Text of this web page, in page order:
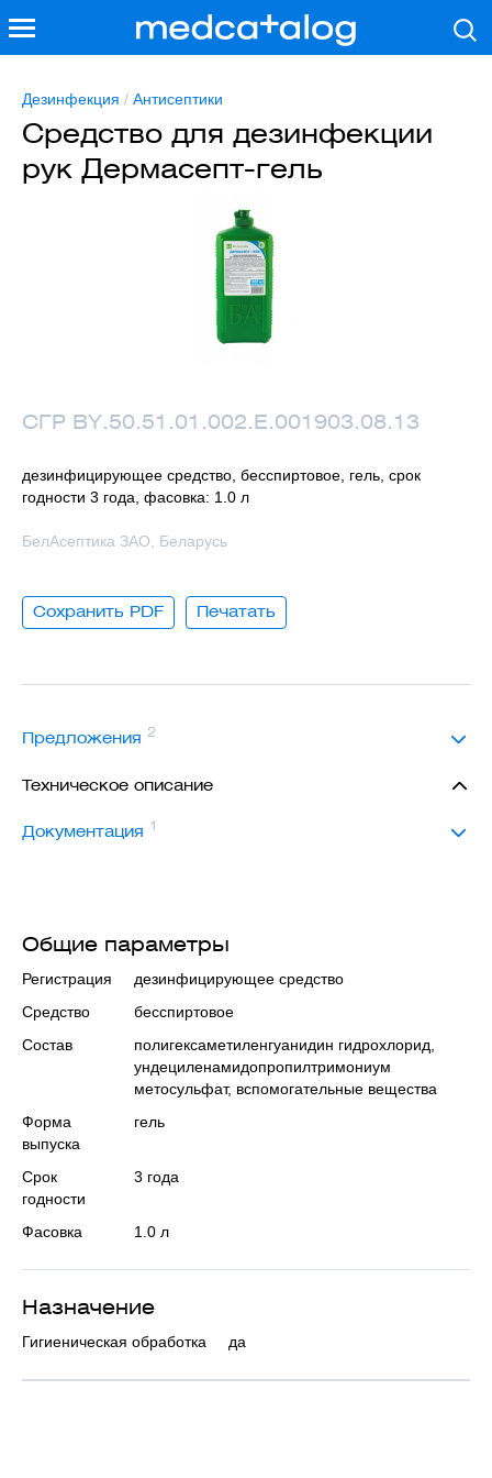
Дезинфекция / Антисептики
Средство для дезинфекции
рук Дермасепт-гель
СГР BY.50.51.01.002.Е.001903.08.13
дезинфицирующее средство, бесспиртовое, гель, срок
годности 3 года, фасовка: 1.0 л
БелАсептика ЗАО, Беларусь
Сохранить PDF Печатать
Предложения 2
Техническое описание
Документация 1
Общие параметры
Регистрация
дезинфицирующее средство
Средство
бесспиртовое
Состав
полигексаметиленгуанидин гидрохлорид,
ундециленамидопропилтримониум
метосульфат, вспомогательные вещества
Форма
выпуска
гель
Срок
годности
3 года
Фасовка 1.0 л
Назначение
Гигиеническая обработка да